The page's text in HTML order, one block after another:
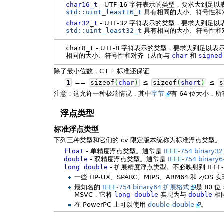
char16_t - UTF-16 字符表示的类型，要求大到足
std::uint_least16_t 具有相同的大小、符号性
char32_t - UTF-32 字符表示的类型，要求大到足
std::uint_least32_t 具有相同的大小、符号性
char8_t - UTF-8 字符表示的类型，要求大到足以
相同的大小、符号性和对齐（从而与 char 和 signed
除了最小位数，C++ 标准还保证
1
== sizeof ( char) ≤ sizeof ( short ) ≤
注意：这允许一种极端情况，其中字节 有 64 位大小，
浮点类型
标准浮点类型
下列三种类型和它们的 cv 限定版本统称为标准浮点类型。
float - 单精度浮点类型。通常是 IEEE-754 binary32
double - 双精度浮点类型。通常是 IEEE-754
long
double - 扩展精度浮点类型。不必映射到
一些 HP-UX、SPARC、MIPS、ARM64 和 z/OS
最知名的 IEEE-754 binary64 扩展格式
是 80 位
MSVC，它将 long double 实现为与 double 相
在 PowerPC 上可以使用 double-double 。